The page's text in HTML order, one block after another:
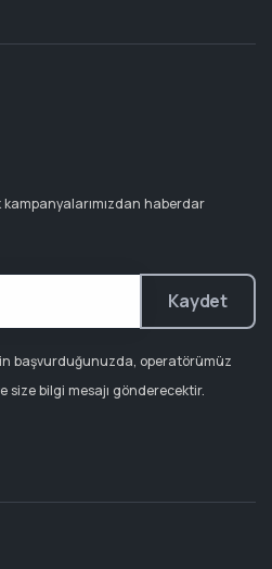
haberdar
Kaydet
başvurduğunuzda, operatörümüz
size bilgi mesajı gönderecektir.